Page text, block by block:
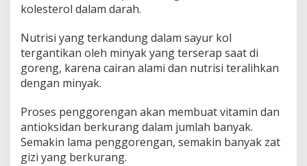
kolesterol dalam darah.
Nutrisi yang terkandung dalam sayur kol
tergantikan oleh minyak yang terserap saat di
goreng, karena cairan alami dan nutrisi teralihkan
dengan minyak.
Proses penggorengan akan membuat vitamin dan
antioksidan berkurang dalam jumlah banyak.
Semakin lama penggorengan, semakin banyak zat
gizi yang berkurang.